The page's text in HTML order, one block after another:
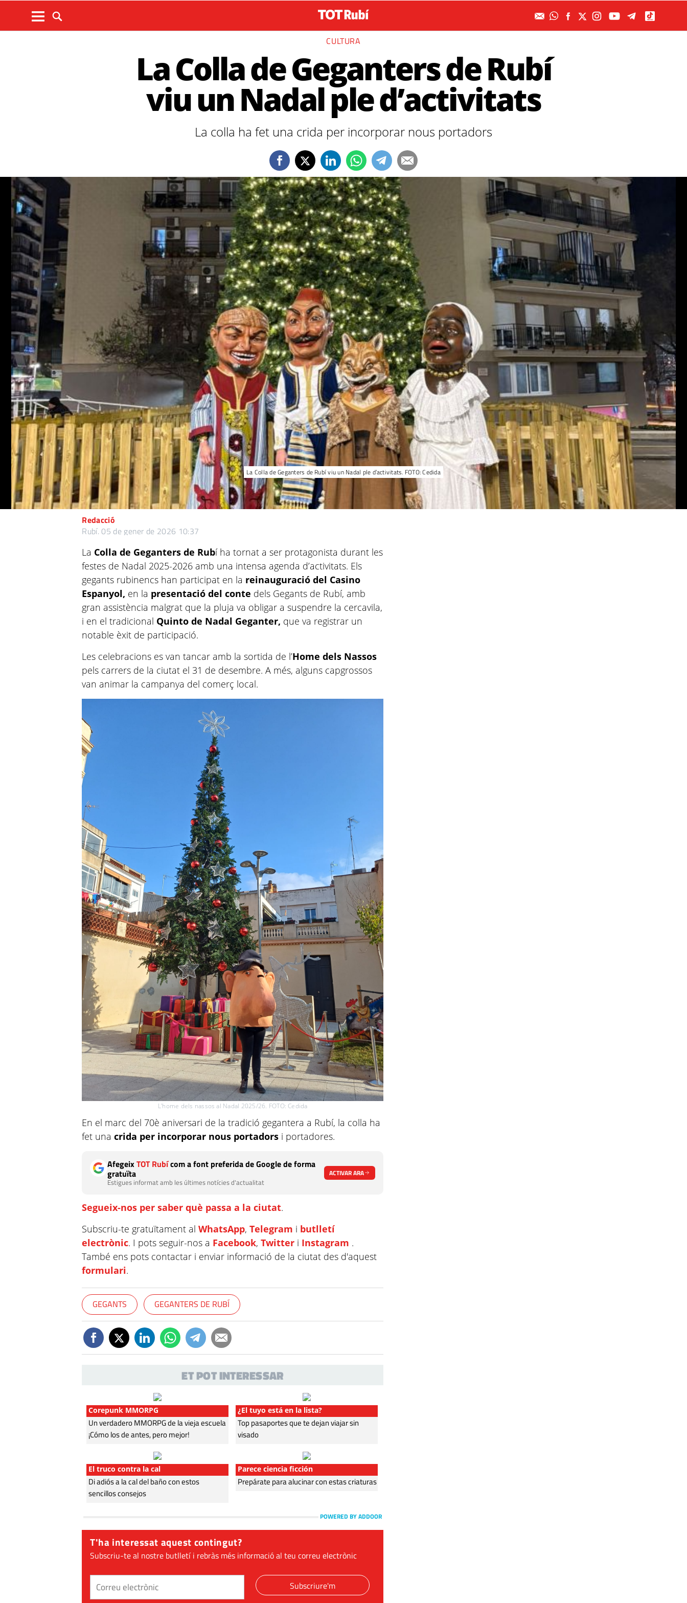
CULTURA
La Colla de Geganters de Rubí
viu un Nadal ple d’activitats
La colla ha fet una crida per incorporar nous portadors
La Colla de Geganters de Rubí viu un Nadal ple d’activitats. FOTO: Cedida
Redacció
Rubí. 05 de gener de 2026 10:37
La Colla de Geganters de Rubí ha tornat a ser protagonista durant les
festes de Nadal 2025-2026 amb una intensa agenda d’activitats. Els
gegants rubinencs han participat en la reinauguració del Casino
Espanyol, en la presentació del conte dels Gegants de Rubí, amb
gran assistència malgrat que la pluja va obligar a suspendre la cercavila,
i en el tradicional Quinto de Nadal Geganter, que va registrar un
notable èxit de participació.
Les celebracions es van tancar amb la sortida de l’Home dels Nassos
pels carrers de la ciutat el 31 de desembre. A més, alguns capgrossos
van animar la campanya del comerç local.
L'home dels nassos al Nadal 2025/26. FOTO: Cedida
En el marc del 70è aniversari de la tradició gegantera a Rubí, la colla ha
fet unacrida per incorporar nous portadors i portadores.
AfegeixTOT Rubícom a font preferida de Google de forma
gratuïta
Estigues informat amb les últimes notícies d'actualitat
ACTIVAR ARA
Segueix-nos per saber què passa a la ciutat.
Subscriu-te gratuïtament alWhatsApp,Telegram i butlletí
electrònic. I pots seguir-nos a Facebook,Twitter i Instagram .
També ens pots contactar i enviar informació de la ciutat des d'aquest
formulari.
GEGANTS GEGANTERS DE RUBÍ
ET POT INTERESSAR
Corepunk MMORPG
Un verdadero MMORPG de la vieja escuela
¡Cómo los de antes, pero mejor!
¿El tuyo está en la lista?
Top pasaportes que te dejan viajar sin
visado
El truco contra la cal
Di adiós a la cal del baño con estos
sencillos consejos
Parece ciencia ficción
Prepárate para alucinar con estas criaturas
POWERED BY ADDOOR
T'ha interessat aquest contingut?
Subscriu-te al nostre butlletí i rebràs més informació al teu correu electrònic
Subscriure'm